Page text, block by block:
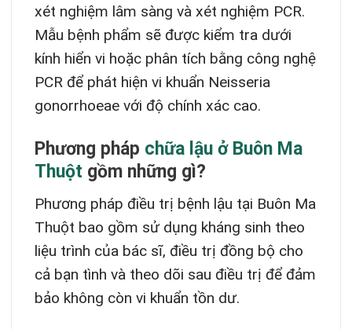
xét nghiệm lâm sàng và xét nghiệm PCR.
Mẫu bệnh phẩm sẽ được kiểm tra dưới
kính hiển vi hoặc phân tích bằng công nghệ
PCR để phát hiện vi khuẩn Neisseria
gonorrhoeae với độ chính xác cao.
Phương pháp chữa lậu ở Buôn Ma
Thuộtgồm những gì?
Phương pháp điều trị bệnh lậu tại Buôn Ma
Thuột bao gồm sử dụng kháng sinh theo
liệu trình của bác sĩ, điều trị đồng bộ cho
cả bạn tình và theo dõi sau điều trị để đảm
bảo không còn vi khuẩn tồn dư.